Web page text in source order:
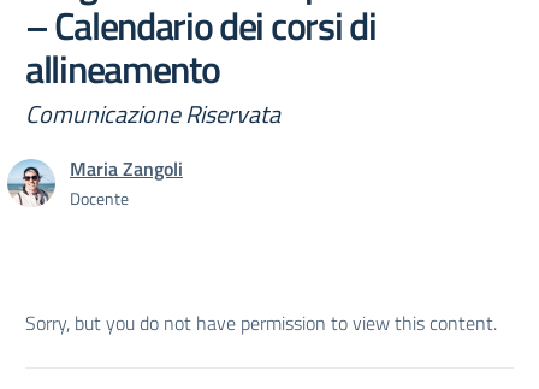
– Calendario dei corsi di
allineamento
Comunicazione Riservata
Maria Zangoli
Docente
Sorry, but you do not have permission to view this content.